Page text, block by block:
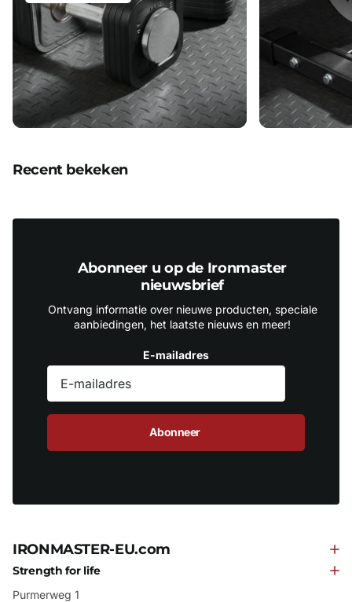
Recent bekeken
Abonneer u op de Ironmaster
nieuwsbrief
Ontvang informatie over nieuwe producten, speciale
aanbiedingen, het laatste nieuws en meer!
E-mailadres
Abonneer
IRONMASTER-EU.com
Strength for life
Purmerweg 1